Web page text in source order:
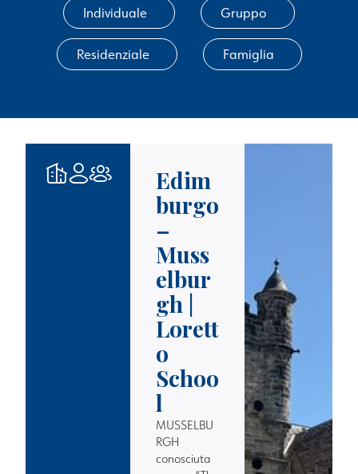
Individuale Gruppo
Residenziale Famiglia
Edim
burgo
–
Muss
elbur
gh |
Lorett
o
Schoo
l
MUSSELBU
RGH
conosciuta